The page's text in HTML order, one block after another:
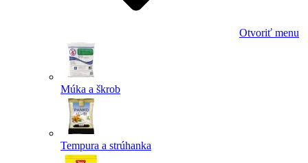
Otvoriť menu
Múka a škrob
Tempura a strúhanka
Powered by chaterimo